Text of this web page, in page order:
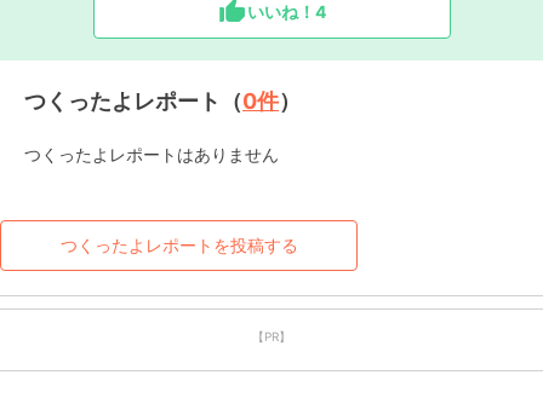
いいね！ 4
つくったよレポート（0件）
つくったよレポートはありません
つくったよレポートを投稿する
【PR】